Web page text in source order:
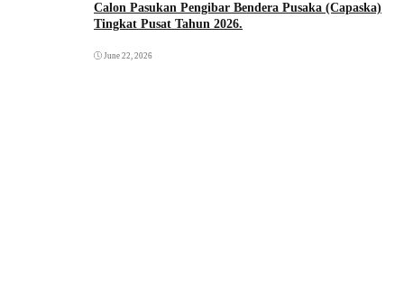
Calon Pasukan Pengibar Bendera Pusaka (Capaska)
Tingkat Pusat Tahun 2026.
June 22, 2026